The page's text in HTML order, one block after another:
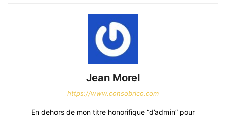
Jean Morel
https://www.consobrico.com
En dehors de mon titre honorifique “d’admin” pour